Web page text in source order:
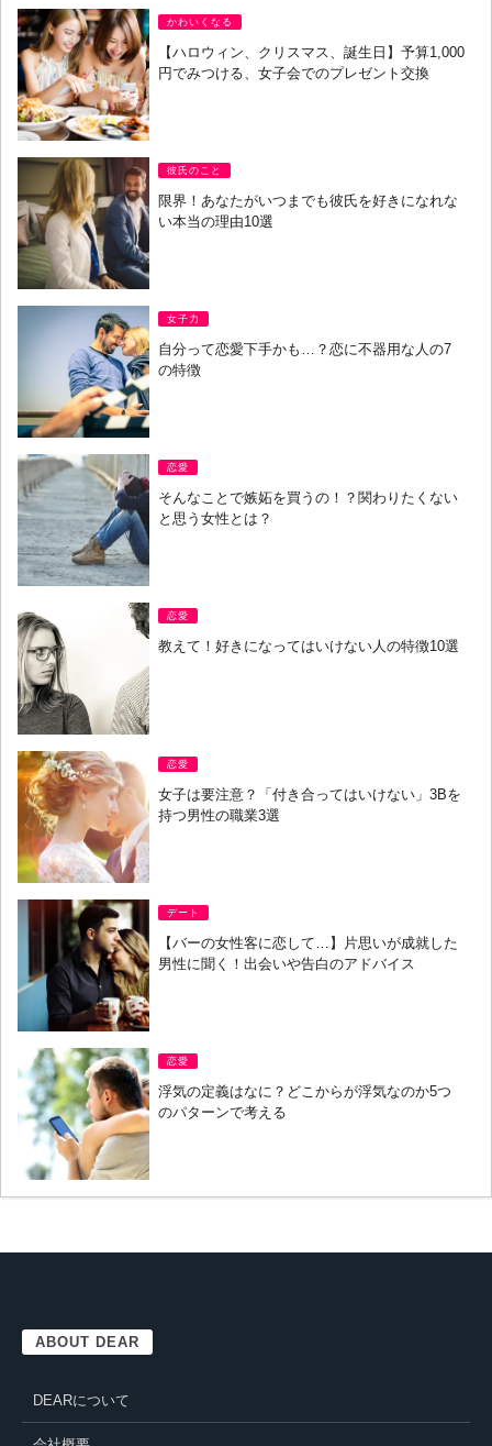
かわいくなる
【ハロウィン、クリスマス、誕生日】予算1,000
円でみつける、女子会でのプレゼント交換
彼氏のこと
限界！あなたがいつまでも彼氏を好きになれな
い本当の理由10選
女子力
自分って恋愛下手かも…？恋に不器用な人の7
の特徴
恋愛
そんなことで嫉妬を買うの！？関わりたくない
と思う女性とは？
恋愛
教えて！好きになってはいけない人の特徴10選
恋愛
女子は要注意？「付き合ってはいけない」3Bを
持つ男性の職業3選
デート
【バーの女性客に恋して…】片思いが成就した
男性に聞く！出会いや告白のアドバイス
恋愛
浮気の定義はなに？どこからが浮気なのか5つ
のパターンで考える
ABOUT DEAR
DEARについて